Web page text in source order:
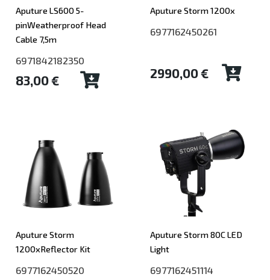
Aputure LS600 5-
pinWeatherproof Head
Cable 7,5m
6971842182350
83,00 €
Aputure Storm 1200x
6977162450261
2990,00 €
Aputure Storm
1200xReflector Kit
6977162450520
Aputure Storm 80C LED
Light
6977162451114